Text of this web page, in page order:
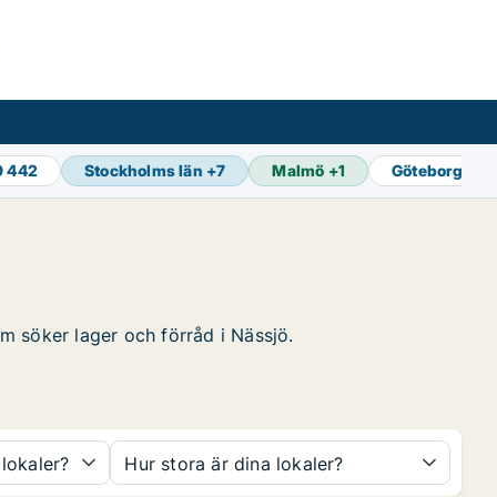
442 Stockholms län +7 Malmö +1 Göteborg
söker lager och förråd i Nässjö.
Hur stora är dina lokaler?